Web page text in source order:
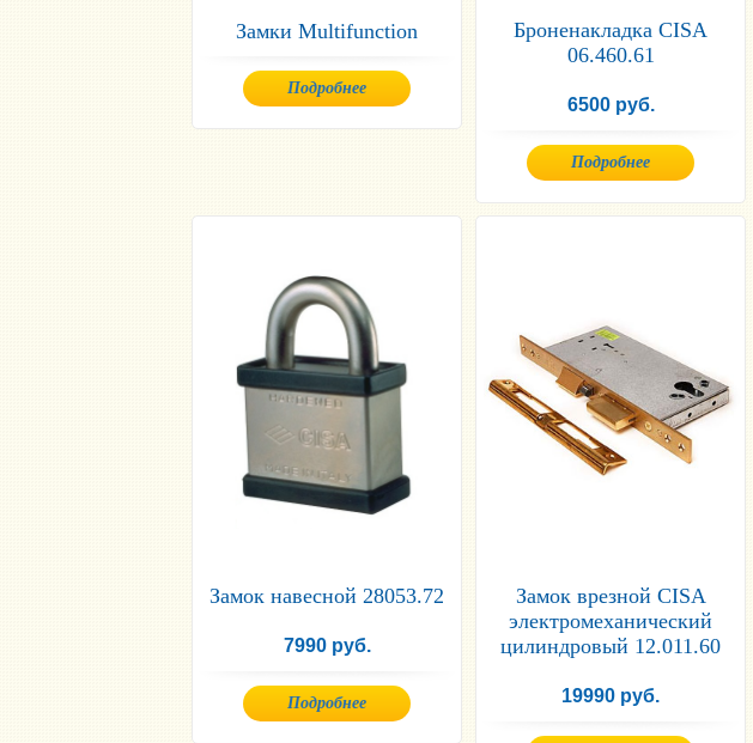
Замки Multifunction
Подробнее
Броненакладка CISA
06.460.61
6500 руб.
Подробнее
Замок навесной 28053.72
7990 руб.
Подробнее
Замок врезной СISA
электромеханический
цилиндровый 12.011.60
19990 руб.